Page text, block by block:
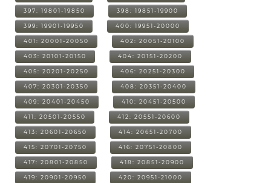
397: 19801-19850 398: 19851-19900
399: 19901-19950 400: 19951-20000
401: 20001-20050 402: 20051-20100
403: 20101-20150 404: 20151-20200
405: 20201-20250 406: 20251-20300
407: 20301-20350 408: 20351-20400
409: 20401-20450 410: 20451-20500
411: 20501-20550 412: 20551-20600
413: 20601-20650 414: 20651-20700
415: 20701-20750 416: 20751-20800
417: 20801-20850 418: 20851-20900
419: 20901-20950 420: 20951-21000